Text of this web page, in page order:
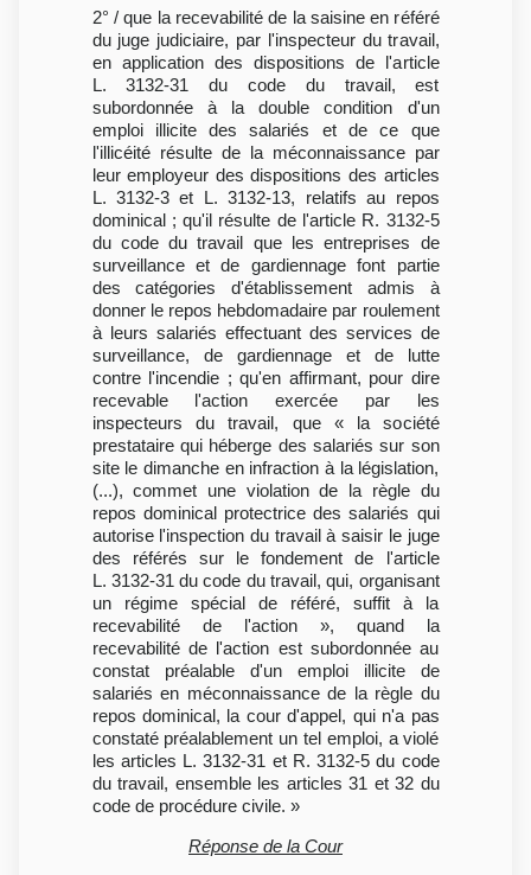
2° / que la recevabilité de la saisine en référé
du juge judiciaire, par l'inspecteur du travail,
en application des dispositions de l'article
L. 3132-31 du code du travail, est
subordonnée à la double condition d'un
emploi illicite des salariés et de ce que
l'illicéité résulte de la méconnaissance par
leur employeur des dispositions des articles
L. 3132-3 et L. 3132-13, relatifs au repos
dominical ; qu'il résulte de l'article R. 3132-5
du code du travail que les entreprises de
surveillance et de gardiennage font partie
des catégories d'établissement admis à
donner le repos hebdomadaire par roulement
à leurs salariés effectuant des services de
surveillance, de gardiennage et de lutte
contre l'incendie ; qu'en affirmant, pour dire
recevable l'action exercée par les
inspecteurs du travail, que « la société
prestataire qui héberge des salariés sur son
site le dimanche en infraction à la législation,
(...), commet une violation de la règle du
repos dominical protectrice des salariés qui
autorise l'inspection du travail à saisir le juge
des référés sur le fondement de l'article
L. 3132-31 du code du travail, qui, organisant
un régime spécial de référé, suffit à la
recevabilité de l'action », quand la
recevabilité de l'action est subordonnée au
constat préalable d'un emploi illicite de
salariés en méconnaissance de la règle du
repos dominical, la cour d'appel, qui n'a pas
constaté préalablement un tel emploi, a violé
les articles L. 3132-31 et R. 3132-5 du code
du travail, ensemble les articles 31 et 32 du
code de procédure civile. »
Réponse de la Cour